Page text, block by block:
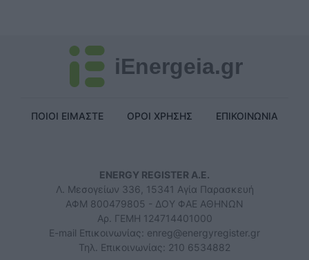
iEnergeia.gr
ΠΟΙΟΙ ΕΙΜΑΣΤΕ ΟΡΟΙ ΧΡΗΣΗΣ ΕΠΙΚΟΙΝΩΝΙΑ
ENERGY REGISTER Α.Ε.
Λ. Μεσογείων 336, 15341 Αγία Παρασκευή
ΑΦΜ 800479805 - ΔΟΥ ΦΑΕ ΑΘΗΝΩΝ
Αρ. ΓΕΜΗ 124714401000
E-mail Επικοινωνίας: enreg@energyregister.gr
Τηλ. Επικοινωνίας: 210 6534882